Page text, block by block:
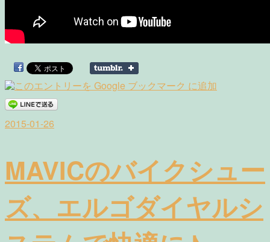
2015-01-26
MAVICのバイクシュー
ズ、エルゴダイヤルシ